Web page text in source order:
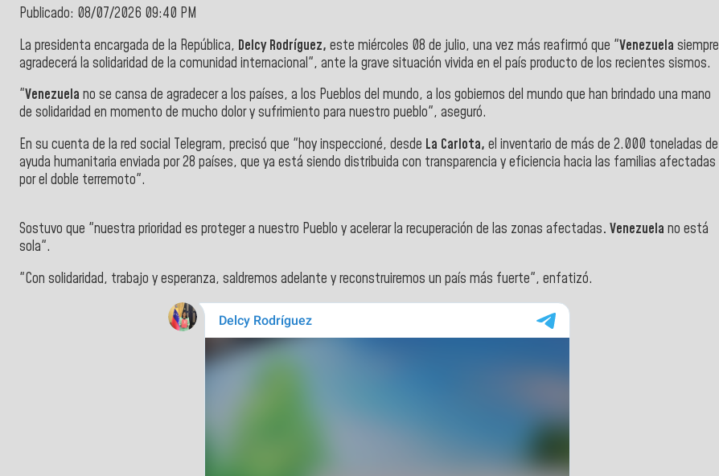
Publicado: 08/07/2026 09:40 PM
La presidenta encargada de la República, Delcy Rodríguez, este miércoles 08 de julio, una vez más reafirmó que "Venezuela siempre
agradecerá la solidaridad de la comunidad internacional", ante la grave situación vivida en el país producto de los recientes sismos.
"Venezuela no se cansa de agradecer a los países, a los Pueblos del mundo, a los gobiernos del mundo que han brindado una mano
de solidaridad en momento de mucho dolor y sufrimiento para nuestro pueblo", aseguró.
En su cuenta de la red social Telegram, precisó que "hoy inspeccioné, desde La Carlota, el inventario de más de 2.000 toneladas de
ayuda humanitaria enviada por 28 países, que ya está siendo distribuida con transparencia y eficiencia hacia las familias afectadas
por el doble terremoto".
Sostuvo que "nuestra prioridad es proteger a nuestro Pueblo y acelerar la recuperación de las zonas afectadas. Venezuela no está
sola".
"Con solidaridad, trabajo y esperanza, saldremos adelante y reconstruiremos un país más fuerte", enfatizó.